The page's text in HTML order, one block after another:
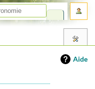
Aide